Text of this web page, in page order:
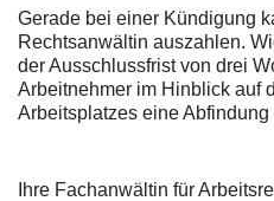
Gerade bei einer Kündigung
Rechtsanwältin auszahlen.
der Ausschlussfrist von drei
Arbeitnehmer im Hinblick auf
Arbeitsplatzes eine Abfindung
Ihre Fachanwältin für